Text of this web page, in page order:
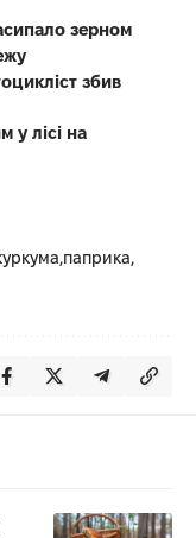
зерном
збив
у лісі на
паприка